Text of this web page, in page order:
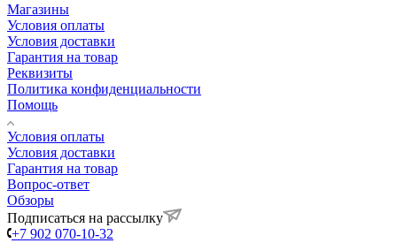
Магазины
Условия оплаты
Условия доставки
Гарантия на товар
Реквизиты
Политика конфиденциальности
Помощь
Условия оплаты
Условия доставки
Гарантия на товар
Вопрос-ответ
Обзоры
Подписаться на рассылку
+7 902 070-10-32